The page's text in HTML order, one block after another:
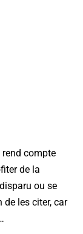
compte
de la
ou se
de les citer, car